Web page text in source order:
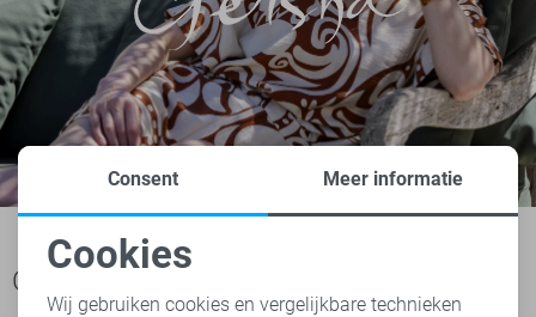
Ook het bekijken waard
Noodzakelijke cookies
Consent Meer informatie
Cookies
Wij gebruiken cookies en vergelijkbare technieken